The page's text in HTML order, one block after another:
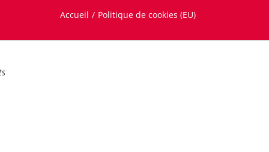
Accueil Politique de cookies (EU)